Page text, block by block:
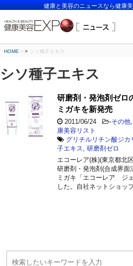
健康と美容のニュースなら健康
HOME > シソ種子エキス
シソ種子エキス
研磨剤・発泡剤ゼロ
ミガキを新発売
2011/06/24 -その他
康美容リスト
グリチルリチン酸ジカ
子エキス
研磨剤ゼロ
エコーレア(株)(東京都北
研磨剤・発泡剤(合成界面
ミガキ「エコーレア ジ
した。自社ネットショッ